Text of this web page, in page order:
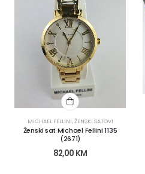
MICHAEL FELLINI,ŽENSKI SATOVI
Ženski sat Michael Fellini 1135
(2671)
82,00 KM